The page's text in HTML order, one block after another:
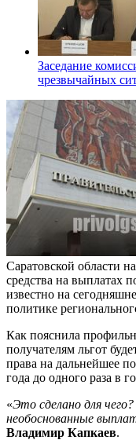
Заседание
чрезвычайных
Саратовской области
средства на выплатах
известно на
политике
Как пояснила
получателям льгот
права на дальнейшее
года до одного раза в
«Это сделано для
необоснованные
Владимир Капкаев.